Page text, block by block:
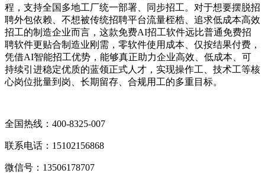
程，支持全国多地工厂统一部署、同步招工。对于想要摆脱招
聘外包依赖、不想被传统招聘平台流量桎梏、追求低成本高效
招工的制造企业而言，这款免费AI招工软件远比普通免费招
聘软件更贴合制造业刚需，零软件使用成本、仅按结果付费，
凭借AI智能招工优势，能够真正助力企业高效、低成本、可
持续引进稳定优质的蓝领正式人才，实现操作工、技术工等核
心岗位批量到岗、长期留存、合规用工的多重目标。
全国热线：400‑8325‑007
联系电话：15102156868
微信号：13506178707